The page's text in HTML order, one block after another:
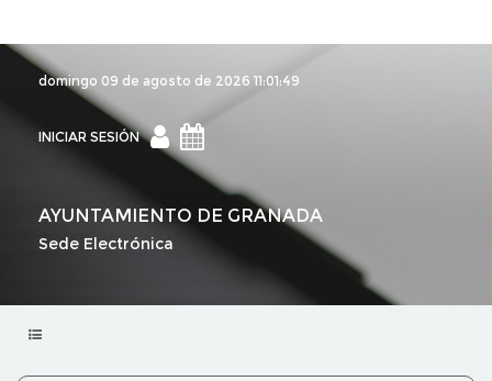
domingo 09 de agosto de 2026 11:01:49
INICIAR SESIÓN
INICIAR
SESIÓN
AYUNTAMIENTO DE GRANADA
Sede Electrónica
Menu